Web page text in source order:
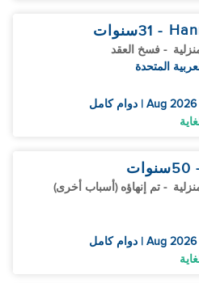
- 31 سنوات
- فسخ العقد
المتحدة
- سنوات
- تم إنهاؤه (أسباب أخرى)